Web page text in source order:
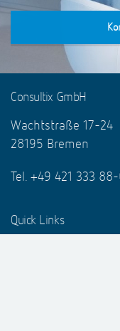
Consultix GmbH
Wachtstraße 17-24
28195 Bremen
Tel. +49 421 333
Quick Links